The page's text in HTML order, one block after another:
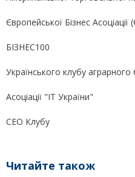
Європейської Бізнес Асоціації
БІЗНЕС100
Українського клубу аграрного
Асоціації "ІТ України"
СЕО Клубу
Читайте також